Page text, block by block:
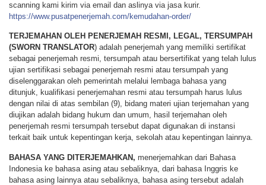
scanning kami kirim via email dan aslinya via jasa kurir.
https://www.pusatpenerjemah.com/kemudahan-order/
TERJEMAHAN OLEH PENERJEMAH RESMI, LEGAL, TERSUMPAH
(SWORN TRANSLATOR) adalah penerjemah yang memiliki sertifikat
sebagai penerjemah resmi, tersumpah atau bersertifikat yang telah lulus
ujian sertifikasi sebagai penerjemah resmi atau tersumpah yang
diselenggarakan oleh pemerintah melalui lembaga bahasa yang
ditunjuk, kualifikasi penerjemahan resmi atau tersumpah harus lulus
dengan nilai di atas sembilan (9), bidang materi ujian terjemahan yang
diujikan adalah bidang hukum dan umum, hasil terjemahan oleh
penerjemah resmi tersumpah tersebut dapat digunakan di instansi
terkait baik untuk kepentingan kerja, sekolah atau kepentingan lainnya.
BAHASA YANG DITERJEMAHKAN, menerjemahkan dari Bahasa
Indonesia ke bahasa asing atau sebaliknya, dari bahasa Inggris ke
bahasa asing lainnya atau sebaliknya, bahasa asing tersebut adalah